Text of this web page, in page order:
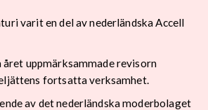
varit en del av nederländska Accell
uppmärksammade revisorn
fortsatta verksamhet.
av det nederländska moderbolaget